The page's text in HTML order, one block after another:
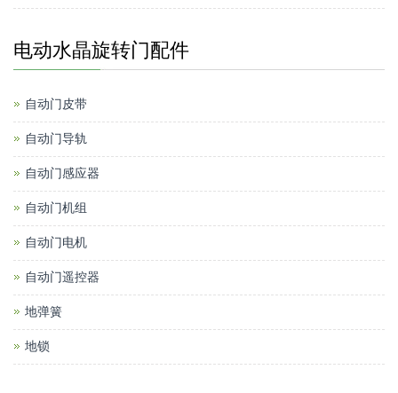
电动水晶旋转门配件
自动门皮带
自动门导轨
自动门感应器
自动门机组
自动门电机
自动门遥控器
地弹簧
地锁